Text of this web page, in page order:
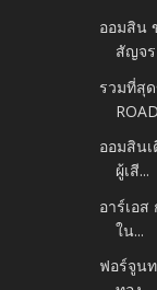
ออมสิน
สัญจร
รวมที่สุ
ออมสิน
ผู้เสี...
อาร์เอส
ใน...
ฟอร์จูน